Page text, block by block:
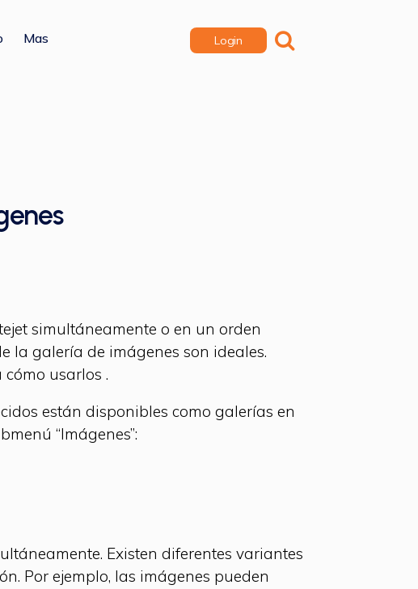
Mas Login
simultáneamente o en un orden
la galería de imágenes son ideales.
cómo usarlos .
están disponibles como galerías en
“Imágenes”:
Existen diferentes variantes
Por ejemplo, las imágenes pueden